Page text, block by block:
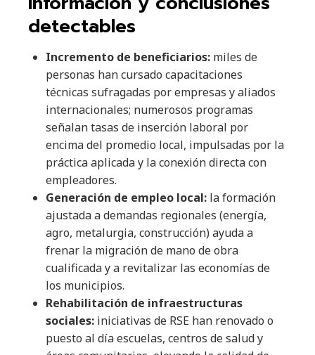
detectables
Incremento de beneficiarios: miles de
personas han cursado capacitaciones
técnicas sufragadas por empresas y aliados
internacionales; numerosos programas
señalan tasas de inserción laboral por
encima del promedio local, impulsadas por la
práctica aplicada y la conexión directa con
empleadores.
Generación de empleo local: la formación
ajustada a demandas regionales (energía,
agro, metalurgia, construcción) ayuda a
frenar la migración de mano de obra
cualificada y a revitalizar las economías de
los municipios.
Rehabilitación de infraestructuras
sociales: iniciativas de RSE han renovado o
puesto al día escuelas, centros de salud y